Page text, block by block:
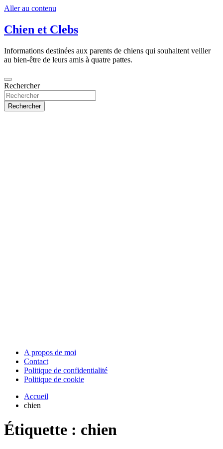
Aller au contenu
Chien et Clebs
Informations destinées aux parents de chiens qui souhaitent veiller
au bien-être de leurs amis à quatre pattes.
Rechercher
Rechercher
A propos de moi
Contact
Politique de confidentialité
Politique de cookie
Accueil
chien
Étiquette : chien